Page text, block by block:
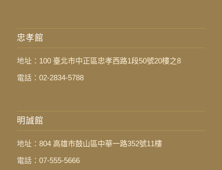
忠孝館
地址： 100 臺北市中正區忠孝西路1段50號20樓之8
電話： 02-2834-5788
明誠館
地址： 804 高雄市鼓山區中華一路352號11樓
電話： 07-555-5666